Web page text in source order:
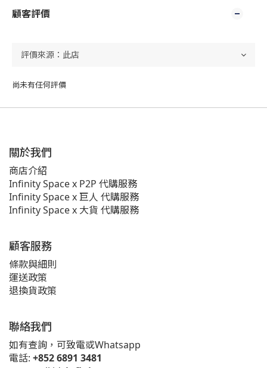
顧客評價
尚未有任何評價
關於我們
商店介紹
Infinity Space x P2P 代購服務
Infinity Space x 巨人 代購服務
Infinity Space x 大貨 代購服務
顧客服務
條款與細則
運送政策
退換貨政策
聯絡我們
如有查詢，可致電或Whatsapp
電話: +852 6891 3481